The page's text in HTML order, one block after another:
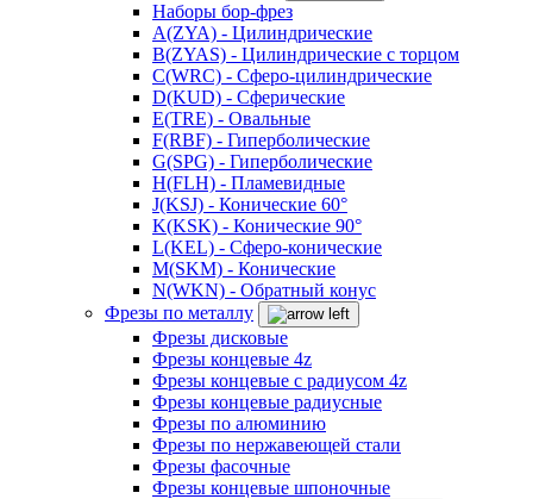
Наборы бор-фрез
A(ZYA) - Цилиндрические
B(ZYAS) - Цилиндрические с торцом
C(WRC) - Сферо-цилиндрические
D(KUD) - Сферические
E(TRE) - Овальные
F(RBF) - Гиперболические
G(SPG) - Гиперболические
H(FLH) - Пламевидные
J(KSJ) - Конические 60°
K(KSK) - Конические 90°
L(KEL) - Сферо-конические
M(SKM) - Конические
N(WKN) - Обратный конус
Фрезы по металлу
Фрезы дисковые
Фрезы концевые 4z
Фрезы концевые с радиусом 4z
Фрезы концевые радиусные
Фрезы по алюминию
Фрезы по нержавеющей стали
Фрезы фасочные
Фрезы концевые шпоночные